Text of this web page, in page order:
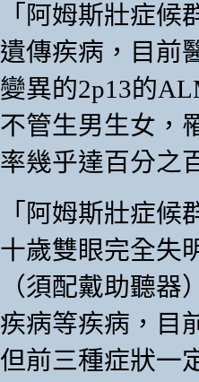
「阿姆斯壯症
遺傳疾病，目前
變異的2p13的
不管生男生女，
率幾乎達百分之
「阿姆斯壯症
十歲雙眼完全失
（須配戴助聽
疾病等疾病，目
但前三種症狀一